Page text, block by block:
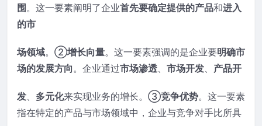
围。这一要素阐明了企业首先要确定提供的产品和进入
的市
场领域。②增长向量。这一要素强调的是企业要明确市
场的发展方向。企业通过市场渗透、 市场开发、 产品开
发、 多元化来实现业务的增长。③竞争优势。这一要素
指在特定的产品与市场领域中，企业与竞争对手比所具